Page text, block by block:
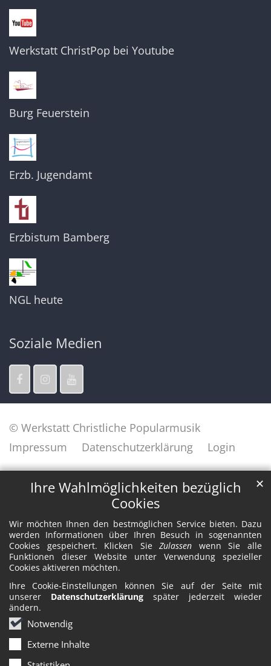
Ihre Wahlmöglichkeiten bezüglich
Cookies
Wir möchten Ihnen den bestmöglichen Service bieten. Dazu
werden Informationen über Ihren Besuch in sogenannten
Cookies gespeichert. Klicken SieZulassen wenn Sie alle
Funktionen dieser Website unter Verwendung spezieller
Cookies aktiveren möchten.
Ihre Cookie-Einstellungen können Sie auf der Seite mit
unserer Datenschutzerklärung später jederzeit wieder
ändern.
Notwendig
Externe Inhalte
✕
Werkstatt ChristPop bei Youtube
Burg Feuerstein
Erzb. Jugendamt
Erzbistum Bamberg
NGL heute
Soziale Medien
© Werkstatt Christliche Popularmusik
Impressum
Datenschutzerklärung Login